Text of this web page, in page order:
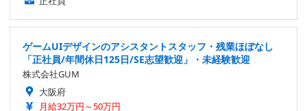
ゲームUIデザインのアシスタントスタッフ・残業ほぼなし
「正社員/年間休日125日/SE志望歓迎」・未経験歓迎
株式会社GUM
大阪府
月給32万円～50万円